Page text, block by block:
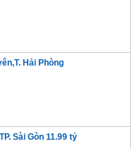
Hải Phòng
Sài Gòn 11.99 tỷ